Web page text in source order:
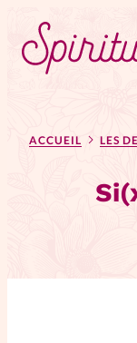
Tous les
Actus
ACCUEIL LES